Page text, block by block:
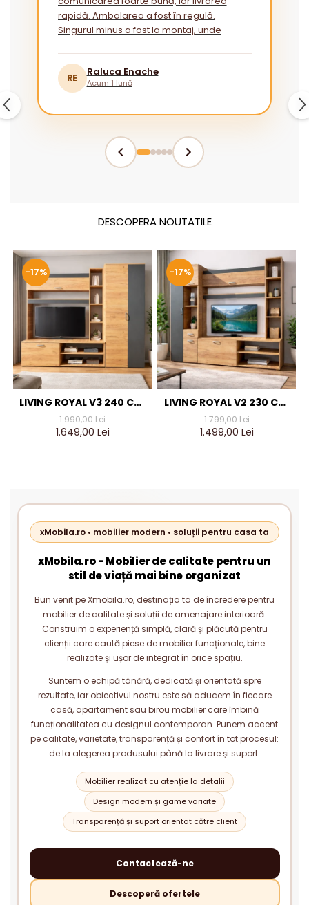
rapidă. Ambalarea a fost în regulă.
Singurul minus a fost la montaj, unde
RE
Raluca Enache
Acum 1 lună
DESCOPERA NOUTATILE
-17%
LIVING ROYAL V3 240 CM,
STEJAR AURIU & GRI
ANTRACIT – MOBILIER
1.990,00 Lei
1.649,00 Lei
-17%
LIVING ROYAL V2 230 CM,
STEJAR AURIU & GRI
ANTRACIT – MOBILIER
1.799,00 Lei
1.499,00 Lei
xMobila.ro • mobilier modern • soluții pentru casa ta
xMobila.ro - Mobilier de calitate pentru un
stil de viață mai bine organizat
Bun venit pe Xmobila.ro, destinația ta de încredere pentru
mobilier de calitate și soluții de amenajare interioară.
Construim o experiență simplă, clară și plăcută pentru
clienții care caută piese de mobilier funcționale, bine
realizate și ușor de integrat în orice spațiu.
Suntem o echipă tânără, dedicată și orientată spre
rezultate, iar obiectivul nostru este să aducem în fiecare
casă, apartament sau birou mobilier care îmbină
funcționalitatea cu designul contemporan. Punem accent
pe calitate, varietate, transparență și confort în tot procesul:
de la alegerea produsului până la livrare și suport.
Mobilier realizat cu atenție la detalii
Design modern și game variate
Transparență și suport orientat către client
Contactează-ne
Descoperă ofertele